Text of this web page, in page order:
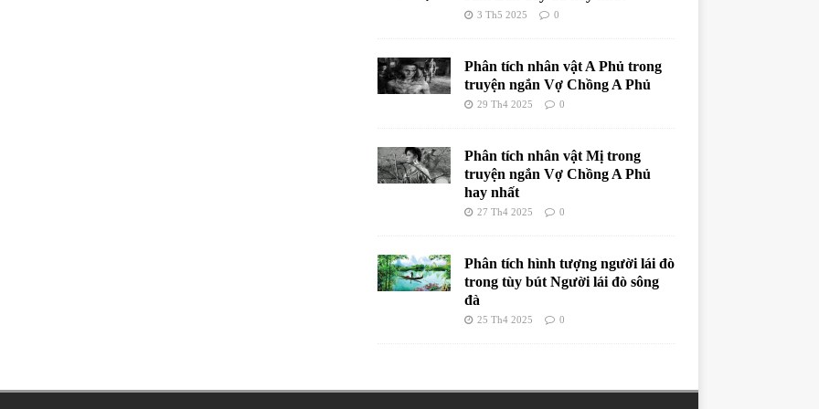
3 Th5 2025 0
Phân tích nhân vật A Phủ trong
truyện ngắn Vợ Chồng A Phủ
29 Th4 2025 0
Phân tích nhân vật Mị trong
truyện ngắn Vợ Chồng A Phủ
hay nhất
27 Th4 2025 0
Phân tích hình tượng người lái đò
trong tùy bút Người lái đò sông
đà
25 Th4 2025 0